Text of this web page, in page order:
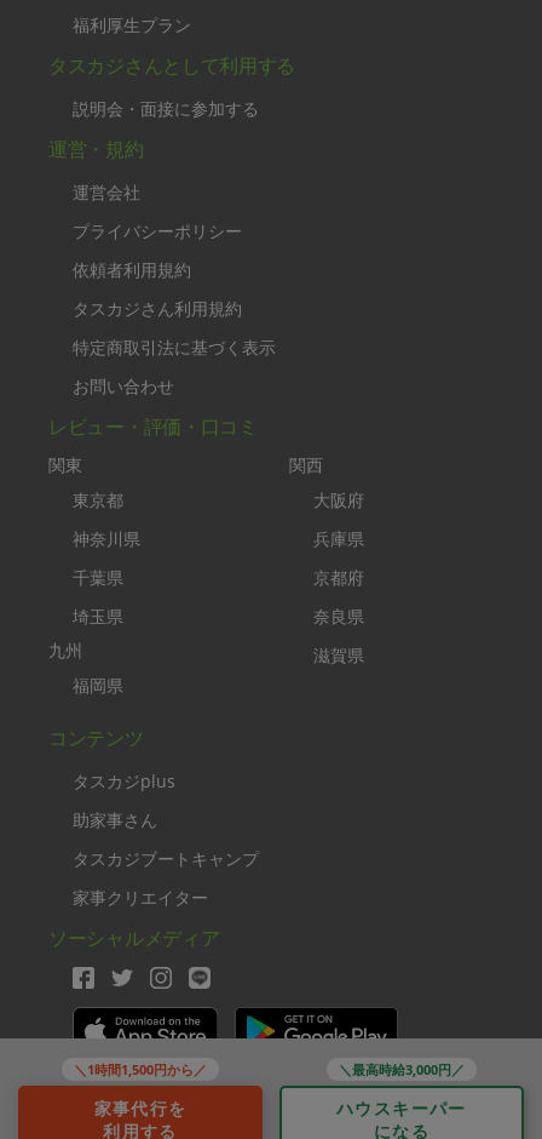
＼1時間1,500円から／
家事代行を
利用する
＼最高時給3,000円／
ハウスキーパー
になる
福利厚生プラン
タスカジさんとして利用する
説明会・面接に参加する
運営・規約
運営会社
プライバシーポリシー
依頼者利用規約
タスカジさん利用規約
特定商取引法に基づく表示
お問い合わせ
レビュー・評価・口コミ
関東
東京都
神奈川県
千葉県
埼玉県
九州
福岡県
関西
大阪府
兵庫県
京都府
奈良県
滋賀県
コンテンツ
タスカジplus
助家事さん
タスカジブートキャンプ
家事クリエイター
ソーシャルメディア